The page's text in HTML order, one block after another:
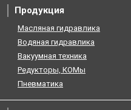
Продукция
Масляная гидравлика
Водяная гидравлика
Вакуумная техника
Редукторы, КОМы
Пневматика